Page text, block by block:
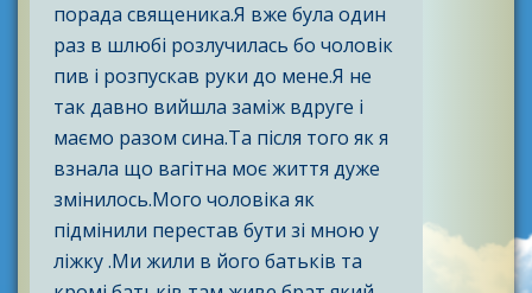
порада священика.Я вже була один
раз в шлюбі розлучилась бо чоловік
пив і розпускав руки до мене.Я не
так давно вийшла заміж вдруге і
маємо разом сина.Та після того як я
взнала що вагітна моє життя дуже
змінилось.Мого чоловіка як
підмінили перестав бути зі мною у
ліжку .Ми жили в його батьків та